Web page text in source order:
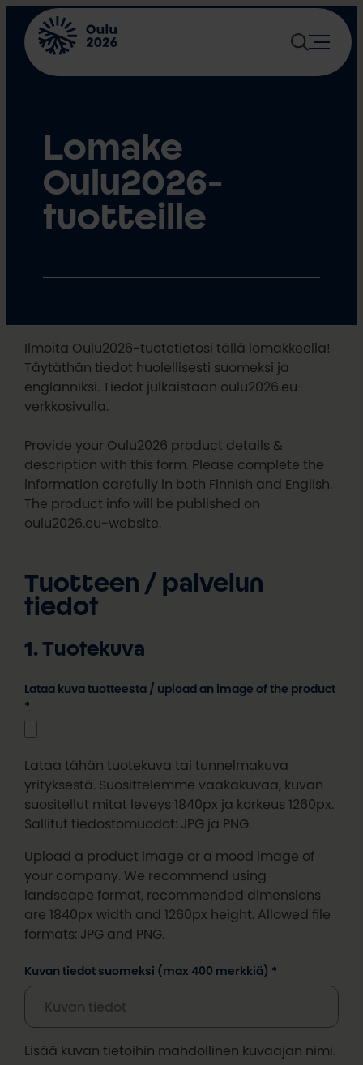
Siirry
sisältöön
Lomake
Oulu2026-
tuotteille
Ilmoita Oulu2026-tuotetietosi tällä lomakkeella!
Täytäthän tiedot huolellisesti suomeksi ja
englanniksi. Tiedot julkaistaan oulu2026.eu-
verkkosivulla.
Provide your Oulu2026 product details &
description with this form. Please complete the
information carefully in both Finnish and English.
The product info will be published on
oulu2026.eu-website.
Tuotteen / palvelun
tiedot
1. Tuotekuva
Lataa kuva tuotteesta / upload an image of the product
*
Lataa tähän tuotekuva tai tunnelmakuva
yrityksestä. Suosittelemme vaakakuvaa, kuvan
suositellut mitat leveys 1840px ja korkeus 1260px.
Sallitut tiedostomuodot: JPG ja PNG.
Upload a product image or a mood image of
your company. We recommend using
landscape format, recommended dimensions
are 1840px width and 1260px height. Allowed file
formats: JPG and PNG.
Kuvan tiedot suomeksi (max 400 merkkiä) *
Lisää kuvan tietoihin mahdollinen kuvaajan nimi.